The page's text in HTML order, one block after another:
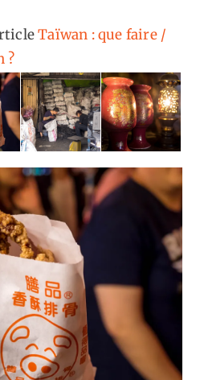
Taïwan : que faire /
?